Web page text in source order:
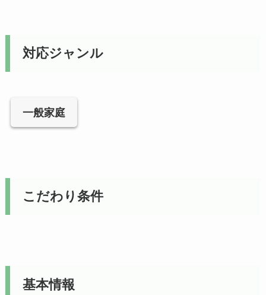
対応ジャンル
一般家庭
こだわり条件
基本情報